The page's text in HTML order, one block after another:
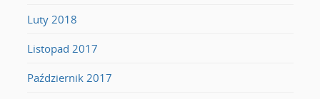
Luty 2018
Listopad 2017
Październik 2017